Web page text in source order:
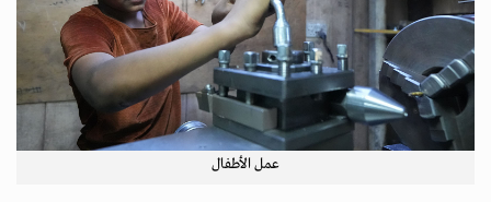
عمل الأطفال